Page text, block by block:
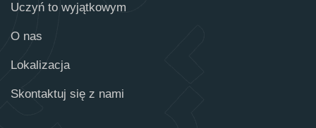
Uczyń to wyjątkowym
O nas
Lokalizacja
Skontaktuj się z nami